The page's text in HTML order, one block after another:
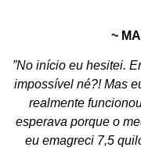
~
”No início eu hesitei.
impossível né?! Mas
realmente
esperava porque o
eu emagreci 7,5